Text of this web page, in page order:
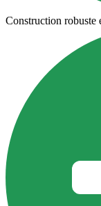
Construction robuste